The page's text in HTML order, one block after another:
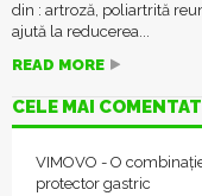
din : artroză, poliartrită
ajută la reducerea...
READ MORE
CELE MAI
VIMOVO - O
protector gastric